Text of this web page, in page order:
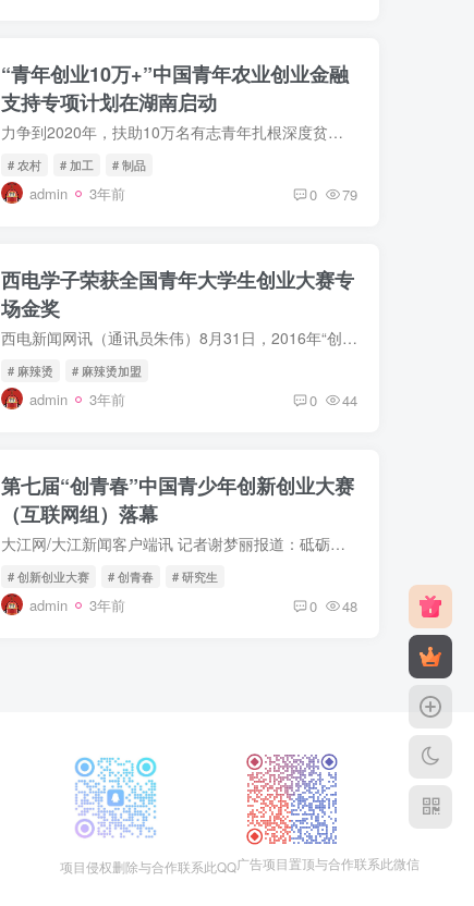
“青年创业10万+”中国青年农业创业金融
支持专项计划在湖南启动
力争到2020年，扶助10万名有志青年扎根深度贫困地区创业，直接带动至少百万名建档立卡贫困人口增收脱贫，4月11日，“青创10万+”中国青年农业
# 农村 # 加工 # 制品
admin 3年前 0 79
西电学子荣获全国青年大学生创业大赛专
场金奖
西电新闻网讯（通讯员朱伟）8月31日，2016年“创青春”全国大学生创业大赛MBA专项赛和电子商务专项赛终审决赛在绵阳科技城圆满落下帷幕。
# 麻辣烫 # 麻辣烫加盟
admin 3年前 0 44
第七届“创青春”中国青少年创新创业大赛
（互联网组）落幕
大江网/大江新闻客户端讯 记者谢梦丽报道：砥砺奋斗青春，共创强国伟业。12月9日，第七届“创青春”中国青年创新创业大赛(互联网组)总决赛及颁奖仪
# 创新创业大赛 # 创青春 # 研究生
admin 3年前 0 48
项目侵权删除与合作联系此QQ广告项目置顶与合作联系此微信